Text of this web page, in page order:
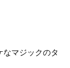
なマジックのタ